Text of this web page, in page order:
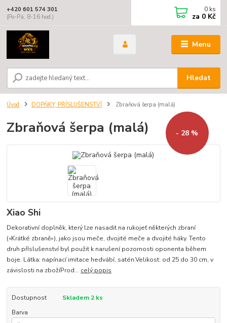
Menu
Hledat
+420 601 574 301
(Po-Pá, 8-16 hod.)
0 ks
za 0 Kč
Úvod DOPŇKY, PŘÍSLUŠENSTVÍ Zbraňová šerpa (malá)
Zbraňová šerpa (malá) - 28 %
Xiao Shi
Dekorativní doplněk, který lze nasadit na rukojeť některých zbraní
(«Krátké zbraně»), jako jsou meče, dvojité meče a dvojité háky. Tento
druh příslušenství byl použit k narušení pozornosti oponenta během
boje. Látka: napínací imitace hedvábí, satén.Velikost: od 25 do 30 cm, v
závislosti na zbožíProd... celý popis
Dostupnost
Skladem 2 ks
Barva